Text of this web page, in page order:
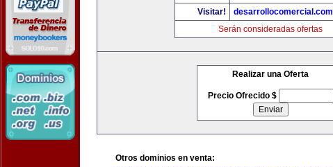
Visitar!
desarrollocomercial.com
Serán consideradas ofertas
Realizar una Oferta
Precio Ofrecido $
Otros dominios en venta: